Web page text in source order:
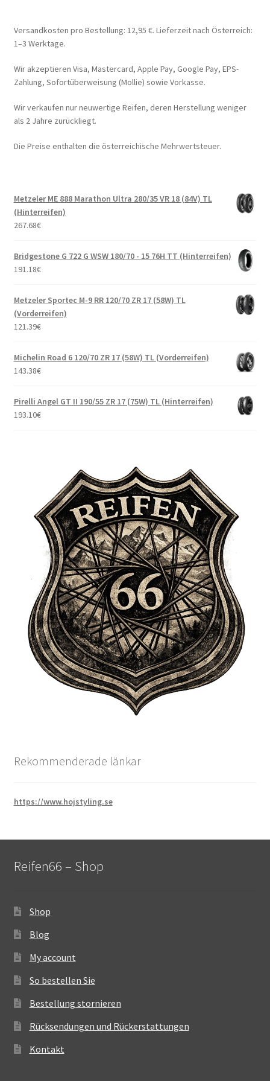
Versandkosten pro Bestellung: 12,95 €. Lieferzeit nach Österreich:
1–3 Werktage.
Wir akzeptieren Visa, Mastercard, Apple Pay, Google Pay, EPS-
Zahlung, Sofortüberweisung (Mollie) sowie Vorkasse.
Wir verkaufen nur neuwertige Reifen, deren Herstellung weniger
als 2 Jahre zurückliegt.
Die Preise enthalten die österreichische Mehrwertsteuer.
Metzeler ME 888 Marathon Ultra 280/35 VR 18 (84V) TL
(Hinterreifen)
267.68€
Bridgestone G 722 G WSW 180/70 - 15 76H TT (Hinterreifen)
191.18€
Metzeler Sportec M-9 RR 120/70 ZR 17 (58W) TL
(Vorderreifen)
121.39€
Michelin Road 6 120/70 ZR 17 (58W) TL (Vorderreifen)
143.38€
Pirelli Angel GT II 190/55 ZR 17 (75W) TL (Hinterreifen)
193.10€
Rekommenderade länkar
https://www.hojstyling.se
Reifen66 – Shop
Shop
Blog
My account
So bestellen Sie
Bestellung stornieren
Rücksendungen und Rückerstattungen
Kontakt